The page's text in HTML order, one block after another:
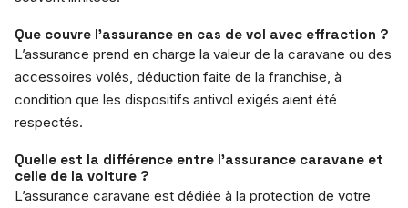
Que couvre l’assurance en cas de vol avec effraction ?
L’assurance prend en charge la valeur de la caravane ou des
accessoires volés, déduction faite de la franchise, à
condition que les dispositifs antivol exigés aient été
respectés.
Quelle est la différence entre l’assurance caravane et
celle de la voiture ?
L’assurance caravane est dédiée à la protection de votre